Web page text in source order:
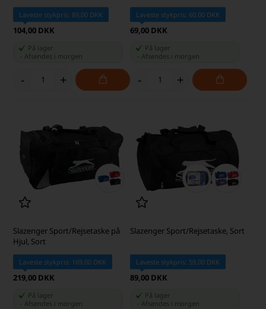
Laveste stykpris: 89,00 DKK
104,00 DKK
På lager
Afsendes i morgen
- +
Laveste stykpris: 60,00 DKK
69,00 DKK
På lager
Afsendes i morgen
- +
Slazenger Sport/Rejsetaske på
Hjul, Sort
Laveste stykpris: 169,00 DKK
219,00 DKK
På lager
-Afsendes i morgen
Slazenger Sport/Rejsetaske, Sort
Laveste stykpris: 59,00 DKK
89,00 DKK
På lager
Afsendes i morgen